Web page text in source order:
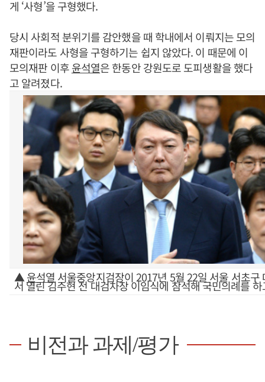
게 ‘사형’을 구형했다.
당시 사회적 분위기를 감안했을 때 학내에서 이뤄지는 모의
재판이라도 사형을 구형하기는 쉽지 않았다. 이 때문에 이
모의재판 이후윤석열은 한동안 강원도로 도피생활을 했다
고 알려졌다.
▲윤석열 서울중앙지검장이 2017년 5월 22일 서울 서초구
서 열린 김주현 전 대검차장 이임식에 참석해 국민의례를
비전과 과제/평가